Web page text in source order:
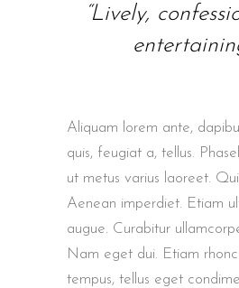
“Lively,
Aliquam lorem ante,
quis, feugiat a, tellus.
ut metus varius laoreet.
Aenean imperdiet. Etiam
augue. Curabitur
Nam eget dui. Etiam
tempus, tellus eget